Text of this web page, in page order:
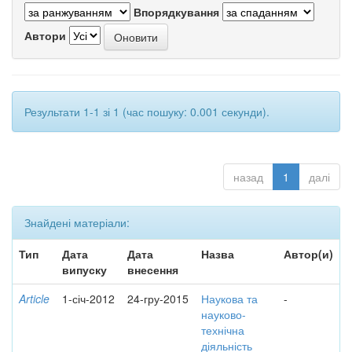
Впорядкування
Автори
Результати 1-1 зі 1 (час пошуку: 0.001 секунди).
назад 1 далі
Знайдені матеріали:
Тип
Дата
випуску
Дата
внесення
Назва Автор(и)
Article 1-січ-2012 24-гру-2015
Наукова та
науково-
технічна
діяльність
-